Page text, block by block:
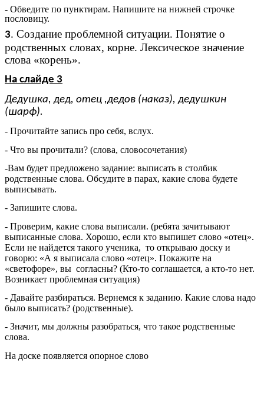
- Обведите по пунктирам. Напишите на нижней строчке
пословицу.
3. Создание проблемной ситуации. Понятие о
родственных словах, корне. Лексическое значение
слова «корень».
На слайде 3
Дедушка, дед, отец ,дедов (наказ), дедушкин
(шарф).
- Прочитайте запись про себя, вслух.
- Что вы прочитали? (слова, словосочетания)
-Вам будет предложено задание: выписать в столбик
родственные слова. Обсудите в парах, какие слова будете
выписывать.
- Запишите слова.
- Проверим, какие слова выписали. (ребята зачитывают
выписанные слова. Хорошо, если кто выпишет слово «отец».
Если не найдется такого ученика, то открываю доску и
говорю: «А я выписала слово «отец». Покажите на
«светофоре», вы согласны? (Кто-то соглашается, а кто-то нет.
Возникает проблемная ситуация)
- Давайте разбираться. Вернемся к заданию. Какие слова надо
было выписать? (родственные).
- Значит, мы должны разобраться, что такое родственные
слова.
На доске появляется опорное слово